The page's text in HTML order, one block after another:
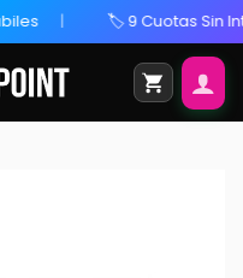
🏷️ 9 Cuotas Sin Interés / 20%